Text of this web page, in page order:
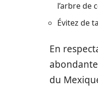
l’arbre de
Évitez de
En
du